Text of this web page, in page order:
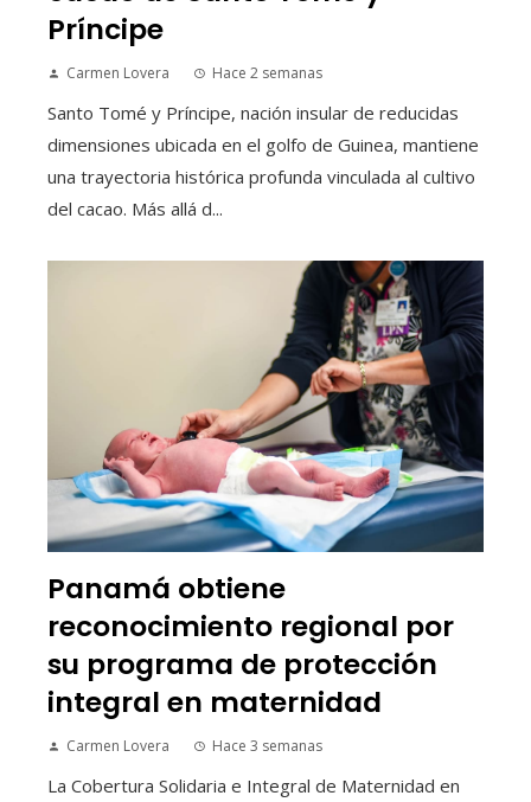
Príncipe
Carmen Lovera Hace 2 semanas
Santo Tomé y Príncipe, nación insular de reducidas
dimensiones ubicada en el golfo de Guinea, mantiene
una trayectoria histórica profunda vinculada al cultivo
del cacao. Más allá d...
Panamá obtiene
reconocimiento regional por
su programa de protección
integral en maternidad
Carmen Lovera Hace 3 semanas
La Cobertura Solidaria e Integral de Maternidad en